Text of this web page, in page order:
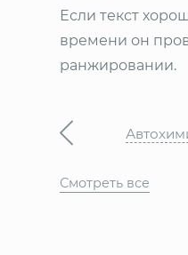
Если текст
времени он
ранжировании.
Смотреть все